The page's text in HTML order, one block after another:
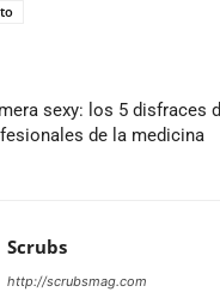
sexy: los 5 disfraces
de la medicina
Scrubs
http://scrubsmag.com